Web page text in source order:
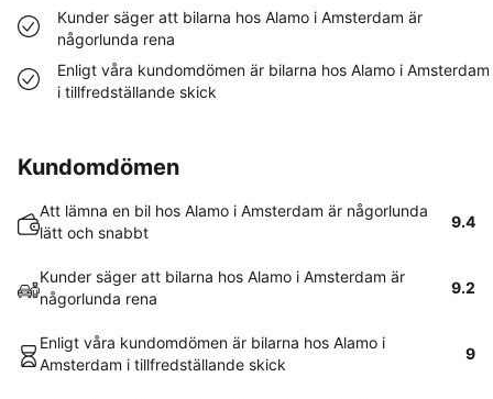
Kunder säger att bilarna hos Alamo i Amsterdam är
någorlunda rena
Enligt våra kundomdömen är bilarna hos Alamo i Amsterdam
i tillfredställande skick
Kundomdömen
Att lämna en bil hos Alamo i Amsterdam är någorlunda
lätt och snabbt
9.4
Kunder säger att bilarna hos Alamo i Amsterdam är
någorlunda rena
9.2
Enligt våra kundomdömen är bilarna hos Alamo i
Amsterdam i tillfredställande skick
9